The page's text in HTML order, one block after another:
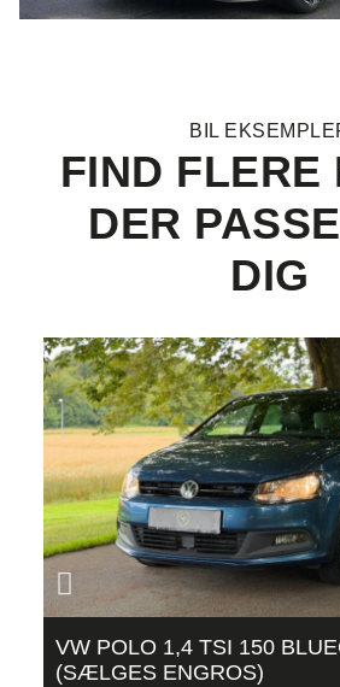
BIL
FIND FLERE
DER
DIG
VW POLO 1,4 TSI 150
(SÆLGES ENGROS)